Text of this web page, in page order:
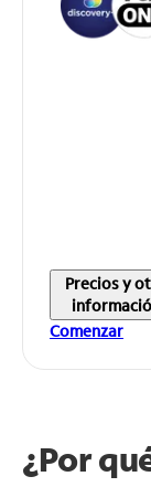
Precios y
Comenzar
¿Por